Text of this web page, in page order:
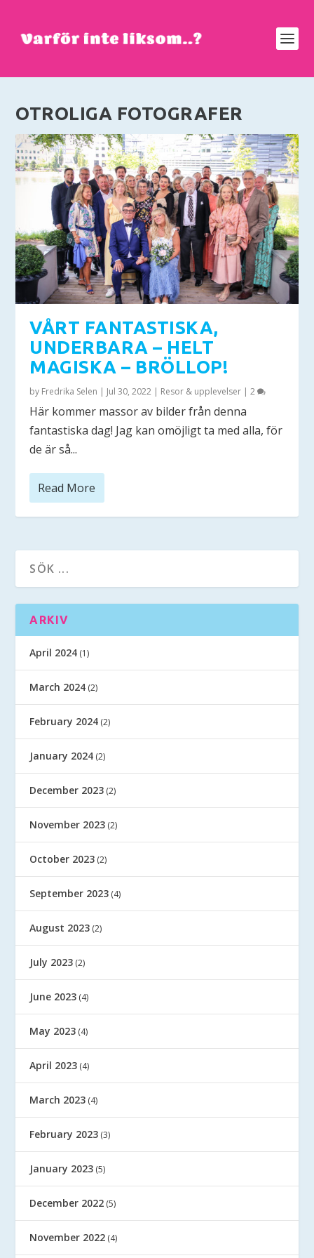
OTROLIGA FOTOGRAFER
VÅRT FANTASTISKA,
UNDERBARA – HELT
MAGISKA – BRÖLLOP!
by Fredrika Selen | Jul 30, 2022 | Resor & upplevelser |2
Här kommer massor av bilder från denna
fantastiska dag! Jag kan omöjligt ta med alla, för
de är så...
Read More
ARKIV
April 2024 (1)
March 2024 (2)
February 2024 (2)
January 2024 (2)
December 2023 (2)
November 2023 (2)
October 2023 (2)
September 2023 (4)
August 2023 (2)
July 2023 (2)
June 2023 (4)
May 2023 (4)
April 2023 (4)
March 2023 (4)
February 2023 (3)
January 2023 (5)
December 2022 (5)
November 2022 (4)